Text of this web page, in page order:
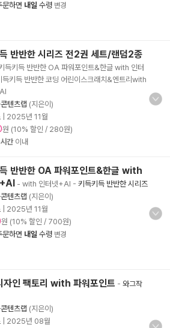
문하면 내일 수령 변경
반반한 시리즈 전2권 세트/랜덤2종
득키득 반반한 OA 파워포인트&한글 with 인터
키득 반반한 코딩 어린이스크래치&엔트리with
텐츠랩 (지은이)
2025년 11월
원 (10% 할인 / 280원)
간이내
반반한 OA 파워포인트&한글 with
- with 인터넷+AI - 키득키득 반반한 시리즈
텐츠랩 (지은이)
2025년 11월
원 (10% 할인 / 700원)
문하면 내일 수령 변경
자인 팩토리 with 파워포인트 - 와그작
텐츠랩 (지은이)
2025년 08월